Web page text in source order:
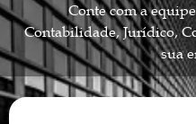
Conte com a
Contabilidade, Jurídico,
sua